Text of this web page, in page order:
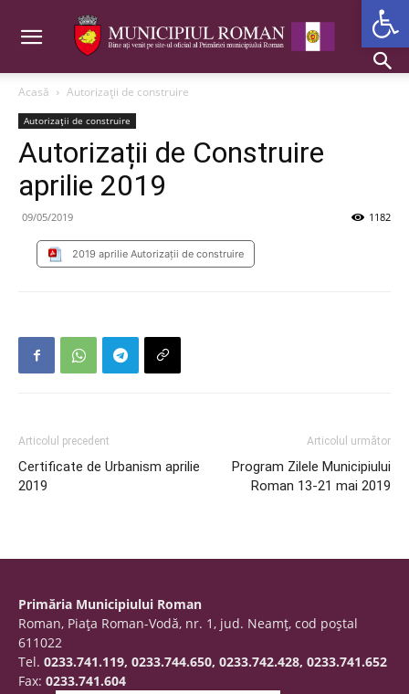
Acasă Autorizații de construire
Autorizații de construire
Autorizații de Construire
aprilie 2019
09/05/2019 1182
2019 aprilie Autorizații de construire
Articolul precedent
Certificate de Urbanism aprilie
2019
Articolul următor
Program Zilele Municipiului
Roman 13-21 mai 2019
Primăria Municipiului Roman
Roman, Piaţa Roman-Vodă, nr. 1, jud. Neamţ, cod poştal
611022
Tel. 0233.741.119, 0233.744.650, 0233.742.428, 0233.741.652
Fax: 0233.741.604